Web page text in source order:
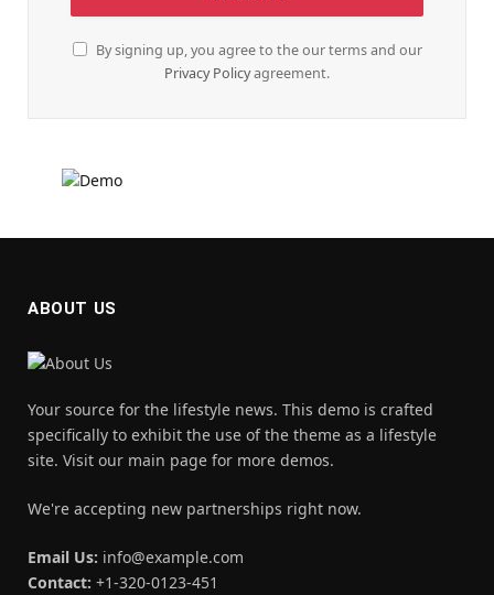
By signing up, you agree to the our terms and our
Privacy Policyagreement.
ABOUT US
Your source for the lifestyle news. This demo is crafted
specifically to exhibit the use of the theme as a lifestyle
site. Visit our main page for more demos.
We're accepting new partnerships right now.
Email Us: info@example.com
Contact: +1-320-0123-451